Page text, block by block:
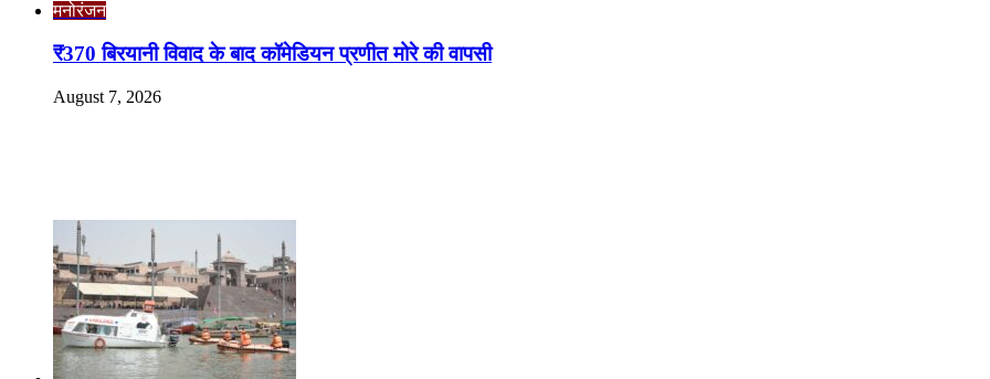
मनोरंजन
₹370 बिरयानी विवाद के बाद कॉमेडियन प्रणीत मोरे की वापसी
August 7, 2026